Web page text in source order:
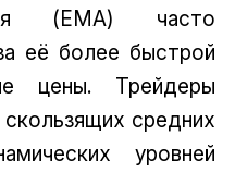
(EMA) часто
её более быстрой
цены. Трейдеры
средних
уровней